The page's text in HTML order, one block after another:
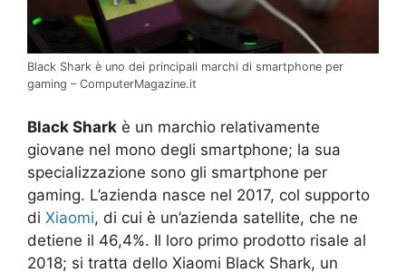
Black Shark è uno dei principali marchi di smartphone per
gaming – ComputerMagazine.it
Black Shark è un marchio relativamente
giovane nel mono degli smartphone; la sua
specializzazione sono gli smartphone per
gaming. L’azienda nasce nel 2017, col supporto
di Xiaomi, di cui è un’azienda satellite, che ne
detiene il 46,4%. Il loro primo prodotto risale al
2018; si tratta dello Xiaomi Black Shark, un